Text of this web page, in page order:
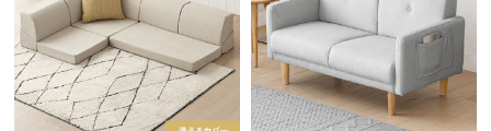
ン
セ
ル
に
つ
圧迫感のないシンプルなデザインは、家族や友人と
過ごすリビングを洗練された寛ぎの空間に演出しま
す。